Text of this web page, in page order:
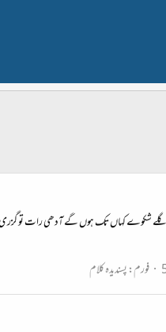
شکوے کہاں تک ہوں گے آدھی رات تو گزری
فورم:پسندیدہ کلام